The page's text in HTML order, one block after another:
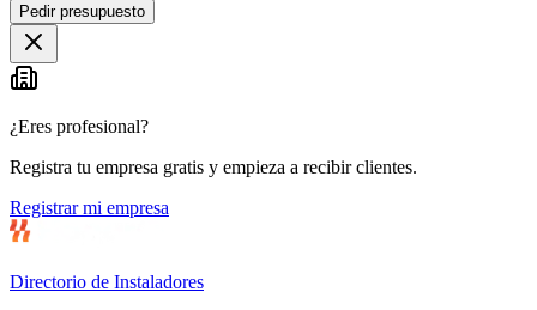
Pedir presupuesto
¿Eres profesional?
Registra tu empresa gratis y empieza a recibir clientes.
Registrar mi empresa
Directorio de Instaladores